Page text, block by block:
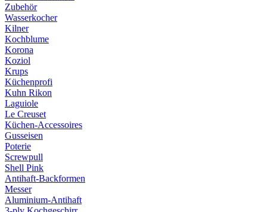
Zubehör
Wasserkocher
Kilner
Kochblume
Korona
Koziol
Krups
Küchenprofi
Kuhn Rikon
Laguiole
Le Creuset
Küchen-Accessoires
Gusseisen
Poterie
Screwpull
Shell Pink
Antihaft-Backformen
Messer
Aluminium-Antihaft